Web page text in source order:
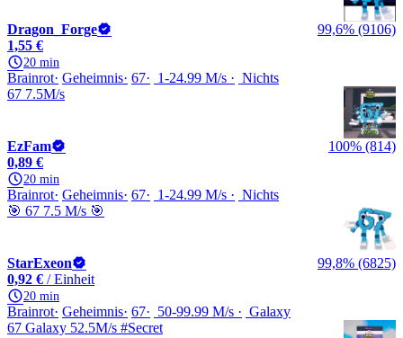
Dragon_Forge
99,6% (9106)
1,55 €
20 min
Brainrot Geheimnis 67 1-24.99 M/s
Nichts
67 7.5M/s
EzFam
100% (814)
0,89 €
20 min
Brainrot Geheimnis 67 1-24.99 M/s
Nichts
🎯 67 7.5 M/s 🎯
StarExeon
99,8% (6825)
0,92 € / Einheit
20 min
Brainrot Geheimnis 67 50-99.99 M/s
Galaxy
67 Galaxy 52.5M/s #Secret